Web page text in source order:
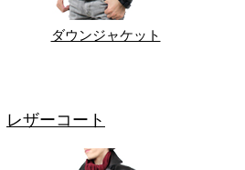
ダウンジャケット
レザーコート